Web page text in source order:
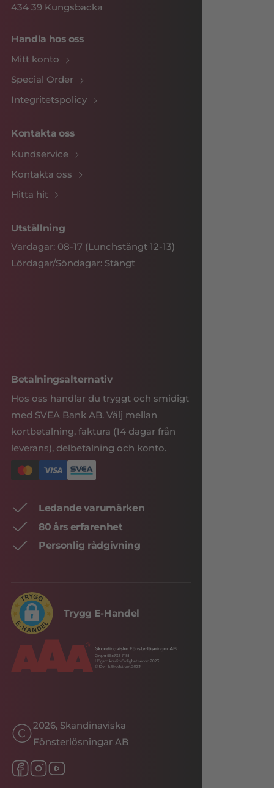
434 39 Kungsbacka
Handla hos oss
Mitt konto
Special Order
Integritetspolicy
Kontakta oss
Kundservice
Kontakta oss
Hitta hit
Utställning
Vardagar: 08-17 (Lunchstängt 12-13)
Lördagar/Söndagar: Stängt
Betalningsalternativ
Hos oss handlar du tryggt och smidigt
med SVEA Bank AB. Välj mellan
kortbetalning, faktura (14 dagar från
leverans), delbetalning och konto.
Ledande varumärken
80 års erfarenhet
Personlig rådgivning
Trygg E-Handel
2026, Skandinaviska
Fönsterlösningar AB